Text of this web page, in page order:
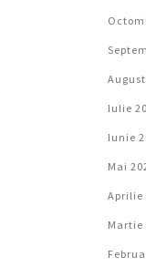
Iulie
Iunie
Mai
Aprilie
Martie